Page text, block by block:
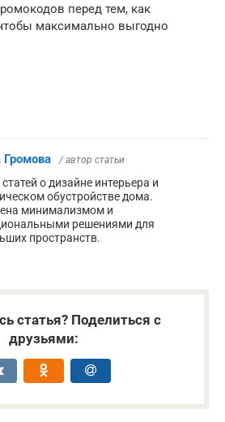
перед тем, как
максимально выгодно
Громова / автор статьи
о дизайне интерьера и
обустройстве дома.
минимализмом и
решениями для
пространств.
статья? Поделиться с
друзьями: